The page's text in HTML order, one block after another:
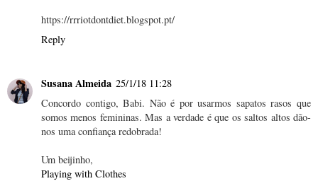
https://rrriotdontdiet.blogspot.pt/
Reply
Susana Almeida 25/1/18 11:28
Concordo contigo, Babi. Não é por usarmos sapatos rasos que
somos menos femininas. Mas a verdade é que os saltos altos dão-
nos uma confiança redobrada!
Um beijinho,
Playing with Clothes